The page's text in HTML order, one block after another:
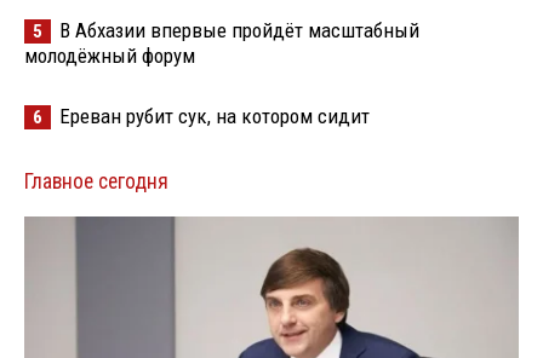
5
В Абхазии впервые пройдёт масштабный
молодёжный форум
6 Ереван рубит сук, на котором сидит
Главное сегодня